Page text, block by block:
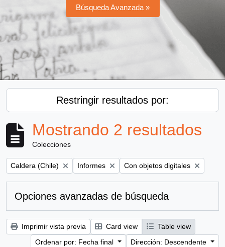
Búsqueda Avanzada »
Restringir resultados por:
Mostrando 2 resultados
Colecciones
Remove filter:
Caldera (Chile) Remove filter:
Informes Remove filter:
Con objetos digitales
Opciones avanzadas de búsqueda
Imprimir vista previa Card view
Table view
Ordenar por: Fecha final
Dirección: Descendente